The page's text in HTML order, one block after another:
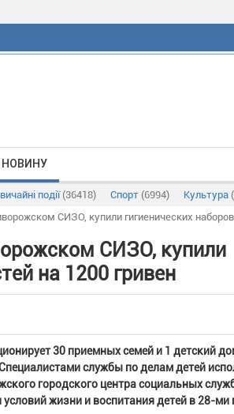
події(36418) Спорт (6994) Культура
СИЗО, купили гигиенических наборов
СИЗО, купили
на 1200 гривен
30 приемных семей и 1 детский
службы по делам детей
городского центра социальных
жизни и воспитания детей в 28-ми